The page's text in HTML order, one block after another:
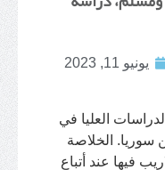
يونيو 11, 2023
العليا في
الخلاصة
فيها عند أتباع